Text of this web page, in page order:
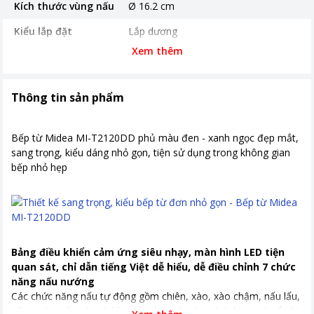
Kích thước vùng nấu
Ø 16.2 cm
Kiểu lắp đặt
Lắp dương
Cảm ứng
Loại nồi nấu
Chế độ an toàn
Tự ngắt khi không có nồi Cảnh báo
nồi chảo không phù hợp
Tiện ích
Kích thước, khối lượng
Ngang 28 cm - Dọc 35 cm - Cao 4.2
cm - Nặng 2.23 kg
Xem thêm
Thông tin sản phẩm
Bếp từ Midea MI-T2120DD phủ màu đen - xanh ngọc đẹp mắt,
sang trọng, kiểu dáng nhỏ gọn, tiện sử dụng trong không gian
bếp nhỏ hẹp
Bảng điều khiển cảm ứng siêu nhạy, màn hình LED tiện
quan sát, chỉ dẫn tiếng Việt dễ hiểu, dễ điều chỉnh 7 chức
năng nấu nướng
Các chức năng nấu tự động gồm chiên, xào, xào chậm, nấu lẩu,
nấu nước, nấu súp và hầm cho bạn tùy chọn linh hoạt, chuẩn bị